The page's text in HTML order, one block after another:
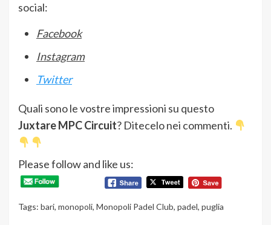
social:
Facebook
Instagram
Twitter
Quali sono le vostre impressioni su questo
Juxtare MPC Circuit? Ditecelo nei commenti.
Please follow and like us:
Tags: bari, monopoli, Monopoli Padel Club, padel, puglia